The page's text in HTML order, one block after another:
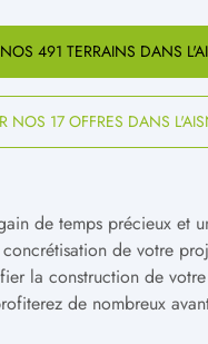
491 TERRAINS DANS
NOS 17 OFFRES DANS
de temps précieux et
de votre
la construction de
de nombreux